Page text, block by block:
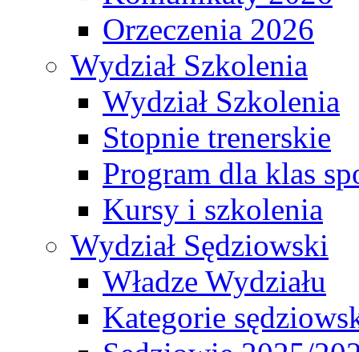
Orzeczenia 2026
Wydział Szkolenia
Wydział Szkolenia
Stopnie trenerskie
Program dla klas
Kursy i szkolenia
Wydział Sędziowski
Władze Wydziału
Kategorie